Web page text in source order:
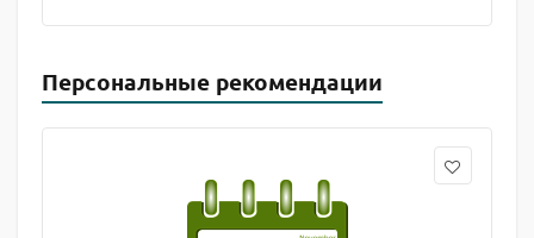
Персональные рекомендации